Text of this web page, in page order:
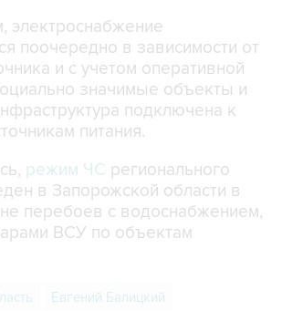
электроснабжение
поочередно в зависимости от
и с учетом оперативной
значимые объекты и
подключена к
питания.
режим ЧС регионального
в Запорожской области в
перебоев с водоснабжением,
ВСУ по объектам
Евгений Балицкий